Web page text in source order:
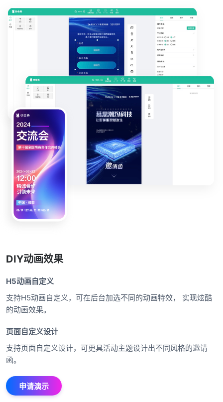
DIY动画效果
H5动画自定义
支持H5动画自定义，可在后台加选不同的动画特效， 实现炫酷
的动画效果。
页面自定义设计
支持页面自定义设计，可更具活动主题设计出不同风格的邀请
函。
申请演示